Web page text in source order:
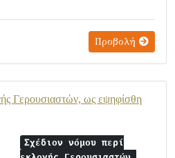
Προβολή
Γερουσιαστών, ως εψηφίσθη
Σχέδιον νόμου περί